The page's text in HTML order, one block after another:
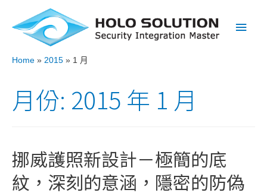
Main
Home 2015 1 月
月份: 2015 年 1 月
挪威護照新設計－極簡的底
紋，深刻的意涵，隱密的防偽